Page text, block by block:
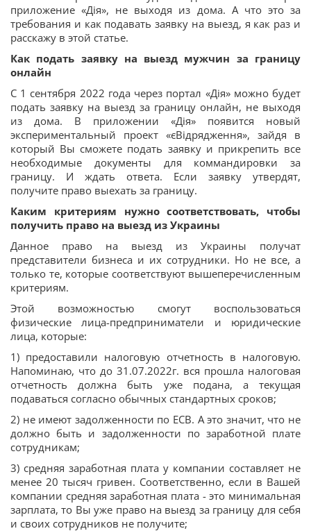
приложение «Дія», не выходя из дома. А что это за
требования и как подавать заявку на выезд, я как раз и
расскажу в этой статье.
Как подать заявку на выезд мужчин за границу
онлайн
С 1 сентября 2022 года через портал «Дія» можно будет
подать заявку на выезд за границу онлайн, не выходя
из дома. В приложении «Дія» появится новый
экспериментальный проект «єВідрядження», зайдя в
который Вы сможете подать заявку и прикрепить все
необходимые документы для коммандировки за
границу. И ждать ответа. Если заявку утвердят,
получите право выехать за границу.
Каким критериям нужно соответствовать, чтобы
получить право на выезд из Украины
Данное право на выезд из Украины получат
представители бизнеса и их сотрудники. Но не все, а
только те, которые соответствуют вышеперечисленным
критериям.
Этой возможностью смогут воспользоваться
физические лица-предприниматели и юридические
лица, которые:
1) предоставили налоговую отчетность в налоговую.
Напоминаю, что до 31.07.2022г. вся прошла налоговая
отчетность должна быть уже подана, а текущая
подаваться согласно обычных стандартных сроков;
2) не имеют задолженности по ЕСВ. А это значит, что не
должно быть и задолженности по заработной плате
сотрудникам;
3) средняя заработная плата у компании составляет не
менее 20 тысяч гривен. Соответственно, если в Вашей
компании средняя заработная плата - это минимальная
зарплата, то Вы уже право на выезд за границу для себя
и своих сотрудников не получите;